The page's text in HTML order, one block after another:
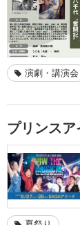
演劇・講演会
プリンス